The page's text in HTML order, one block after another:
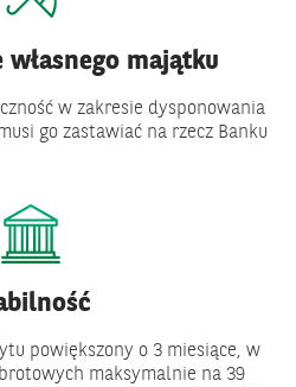
własnego majątku
w zakresie dysponowania
go zastawiać na rzecz Banku
powiększony o 3 miesiące, w
maksymalnie na 39